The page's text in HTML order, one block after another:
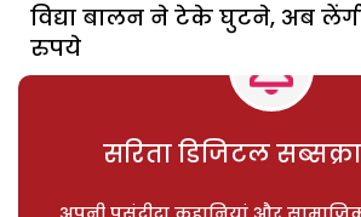
विद्या बालन ने टेके घुटने, अब
रुपये
सरिता डिजिटल